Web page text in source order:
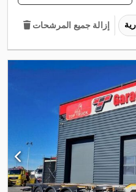
إزالة جميع المرشحات